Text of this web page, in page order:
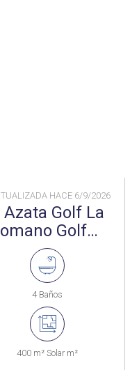
HACE 6/9/2026
Golf La
Golf
4 Baños
400 m² Solar m²